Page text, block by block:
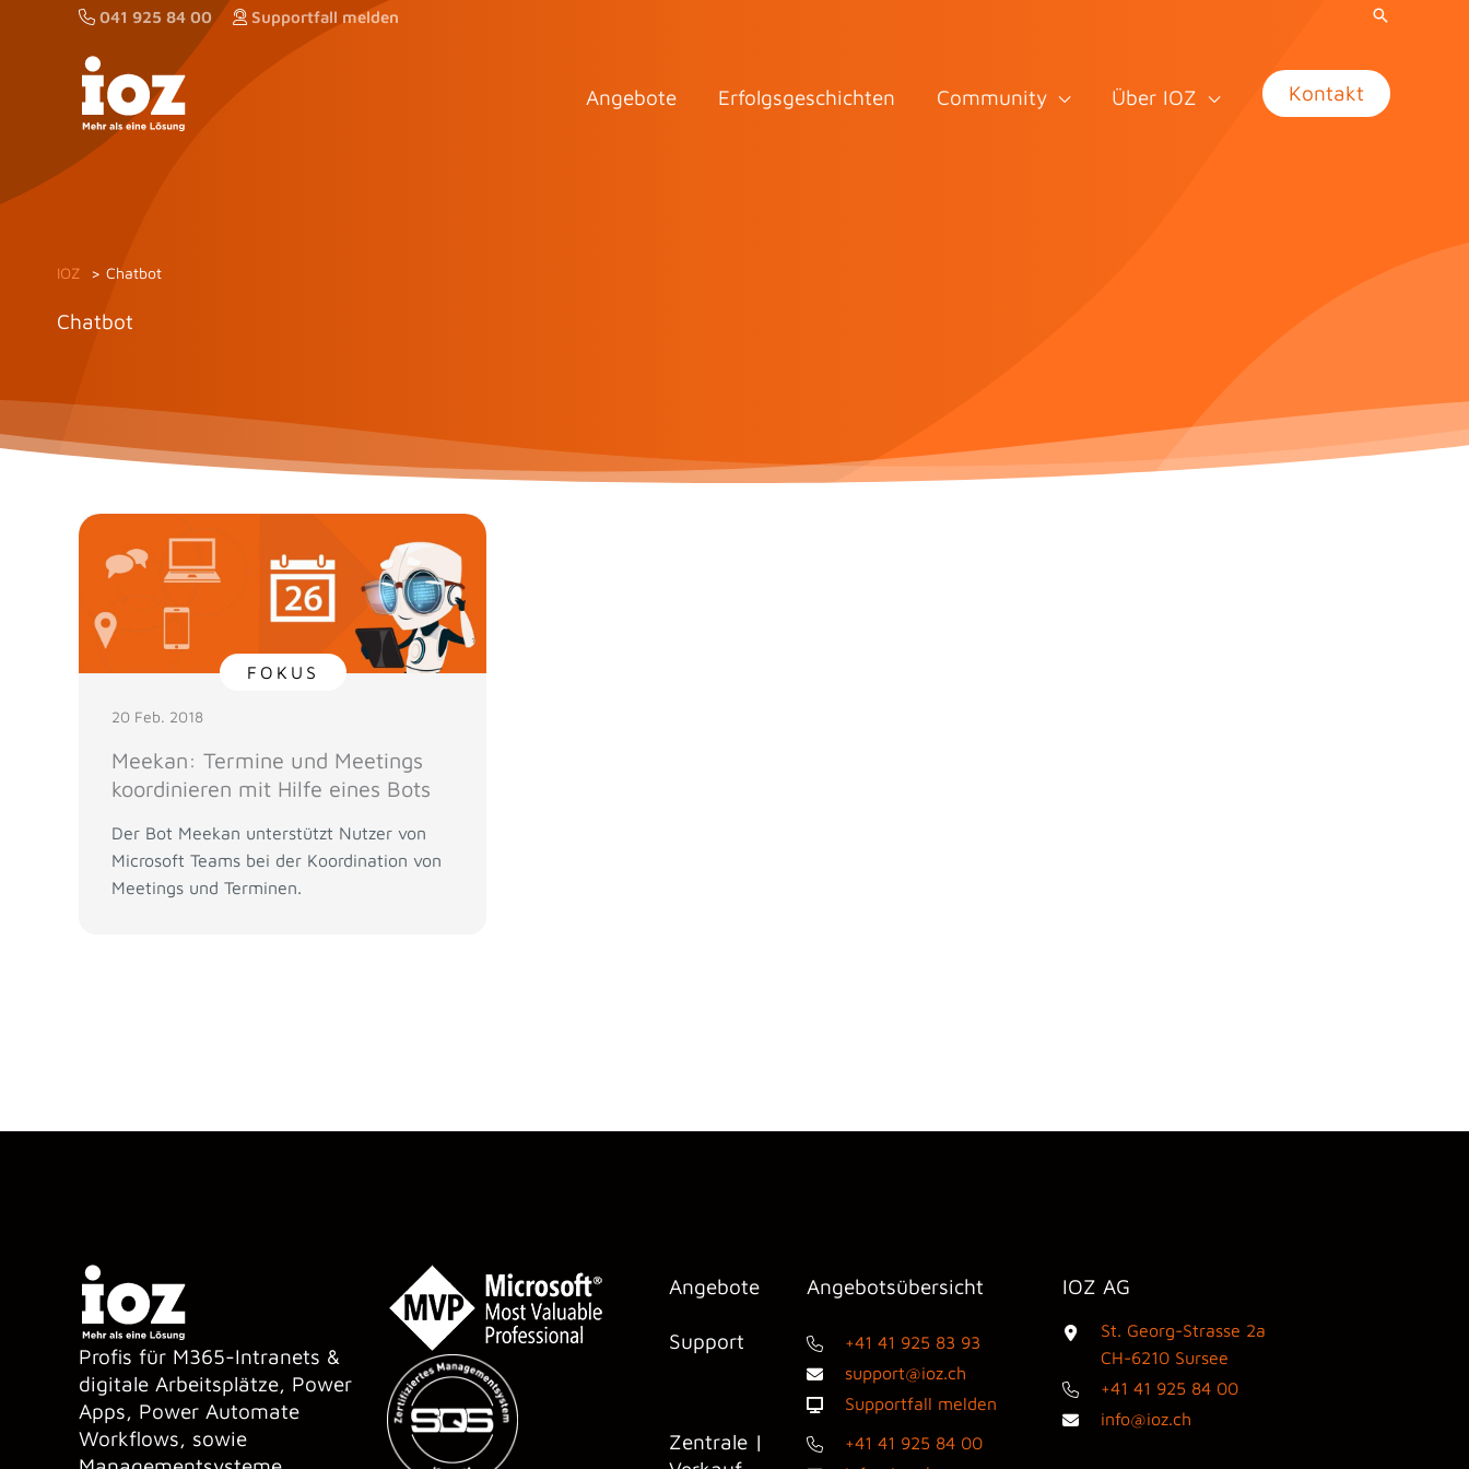
041 925 84 00 Supportfall melden
Angebote Erfolgsgeschichten Community Über IOZ Kontakt
IOZ Chatbot
Chatbot
FOKUS
20 Feb. 2018
Meekan: Termine und Meetings
koordinieren mit Hilfe eines Bots
Der Bot Meekan unterstützt Nutzer von
Microsoft Teams bei der Koordination von
Meetings und Terminen.
Profis für M365-Intranets &
digitale Arbeitsplätze, Power
Apps, Power Automate
Workflows, sowie
Angebote Angebotsübersicht
Support
+41 41 925 83 93
support@ioz.ch
Supportfall melden
Zentrale |
+41 41 925 84 00
IOZ AG
St. Georg-Strasse 2a
CH-6210 Sursee
+41 41 925 84 00
info@ioz.ch